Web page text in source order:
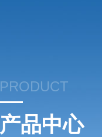
PRODUCT
产品中心